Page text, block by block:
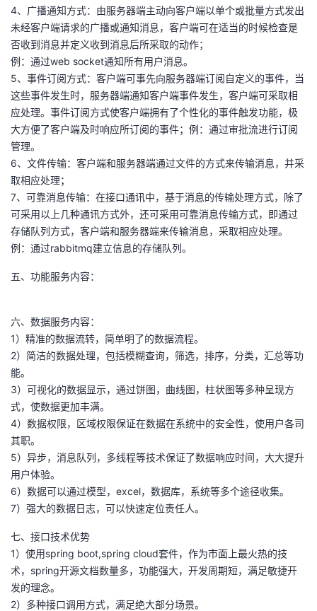
4、广播通知方式：由服务器端主动向客户端以单个或批量方式发出
未经客户端请求的广播或通知消息，客户端可在适当的时候检查是
否收到消息并定义收到消息后所采取的动作；
例：通过web socket通知所有用户消息。
5、事件订阅方式：客户端可事先向服务器端订阅自定义的事件，当
这些事件发生时，服务器端通知客户端事件发生，客户端可采取相
应处理。事件订阅方式使客户端拥有了个性化的事件触发功能，极
大方便了客户端及时响应所订阅的事件；例：通过审批流进行订阅
管理。
6、文件传输：客户端和服务器端通过文件的方式来传输消息，并采
取相应处理；
7、可靠消息传输：在接口通讯中，基于消息的传输处理方式，除了
可采用以上几种通讯方式外，还可采用可靠消息传输方式，即通过
存储队列方式，客户端和服务器端来传输消息，采取相应处理。
例：通过rabbitmq建立信息的存储队列。
五、功能服务内容：
六、数据服务内容：
1）精准的数据流转，简单明了的数据流程。
2）简洁的数据处理，包括模糊查询，筛选，排序，分类，汇总等功
能。
3）可视化的数据显示，通过饼图，曲线图，柱状图等多种呈现方
式，使数据更加丰满。
4）数据权限，区域权限保证在数据在系统中的安全性，使用户各司
其职。
5）异步，消息队列，多线程等技术保证了数据响应时间，大大提升
用户体验。
6）数据可以通过模型，excel，数据库，系统等多个途径收集。
7）强大的数据日志，可以快速定位责任人。
七、接口技术优势
1）使用spring boot,spring cloud套件，作为市面上最火热的技
术，spring开源文档数量多，功能强大，开发周期短，满足敏捷开
发的理念。
2）多种接口调用方式，满足绝大部分场景。